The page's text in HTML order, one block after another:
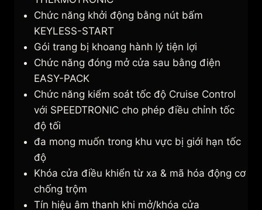
Chức năng khởi động bằng nút bấm
KEYLESS-START
Gói trang bị khoang hành lý tiện lợi
Chức năng đóng mở cửa sau bằng điện
EASY-PACK
Chức năng kiểm soát tốc độ Cruise Control
với SPEEDTRONIC cho phép điều chỉnh tốc
độ tối
đa mong muốn trong khu vực bị giới hạn tốc
độ
Khóa cửa điều khiển từ xa & mã hóa động cơ
chống trộm
Tín hiệu âm thanh khi mở/khóa cửa